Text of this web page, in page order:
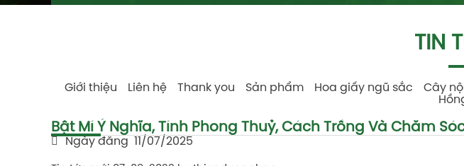
TIN
Giới thiệu Liên hệ Thank you Sản phẩm Hoa giấy ngũ sắc Cây
Bật Mí Ý Nghĩa, Tính Phong Thuỷ, Cách Trồng Và Chăm
Ngày đăng 11/07/2025